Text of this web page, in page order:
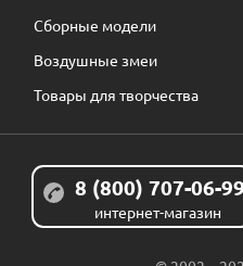
Сборные модели
Воздушные змеи
Товары для творчества
8 (800) 707-06-
интернет-магазин